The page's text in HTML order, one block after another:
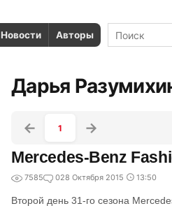
Новости Авторы
Дарья
1
Mercedes-Benz
7585 028 Октября 2015 13:50
Второй день 31-го сезона